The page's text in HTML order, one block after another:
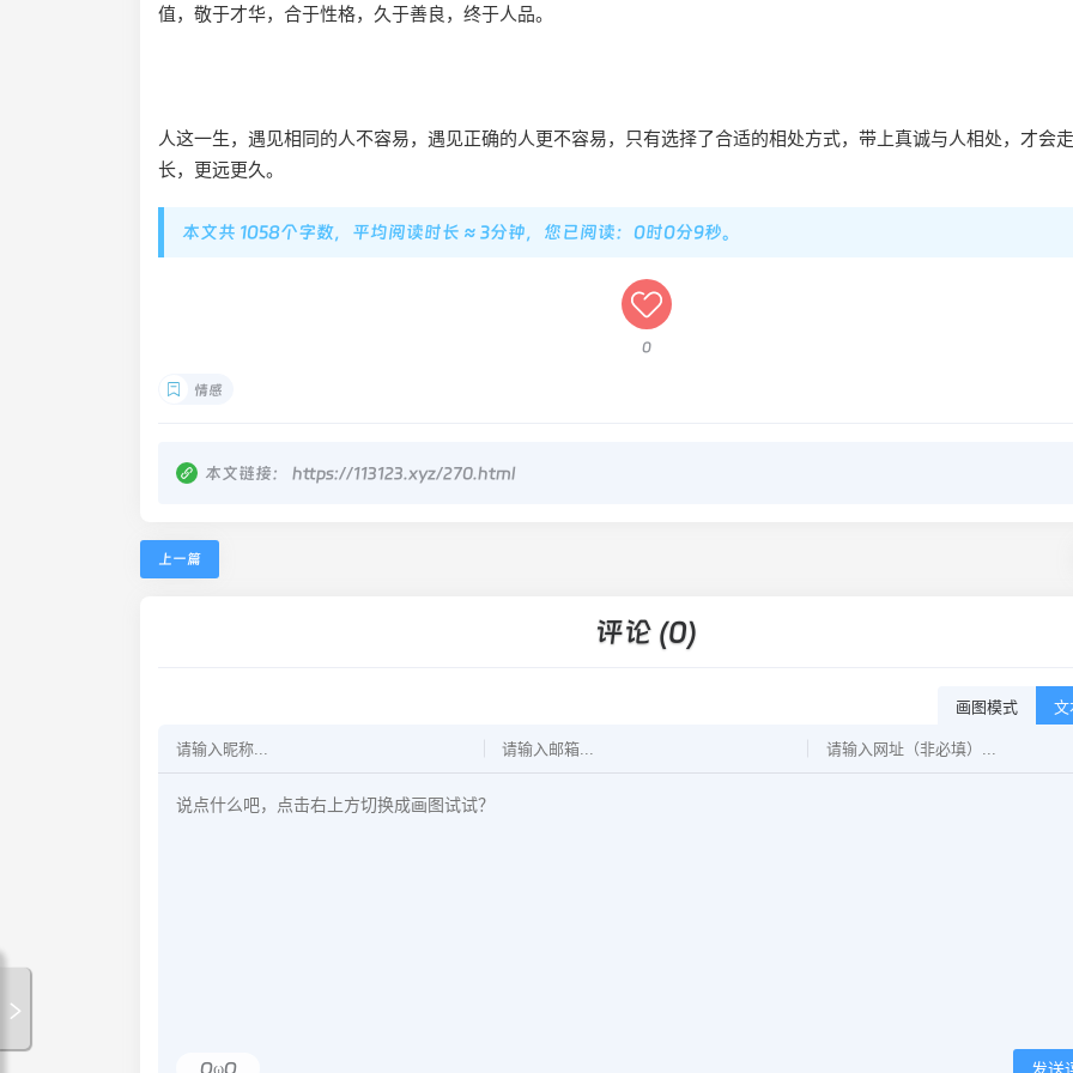
值，敬于才华，合于性格，久于善良，终于人品。
人这一生，遇见相同的人不容易，遇见正确的人更不容易，只有选择了合适的相处方式，带上真诚与人相处，才会
长，更远更久。
本文共 1058个字数，平均阅读时长 ≈ 3分钟，您已阅读：0时0分10秒。
0
情感
本文链接： https://113123.xyz/270.html
上一篇
评论 (0)
画图模式 文
OωO